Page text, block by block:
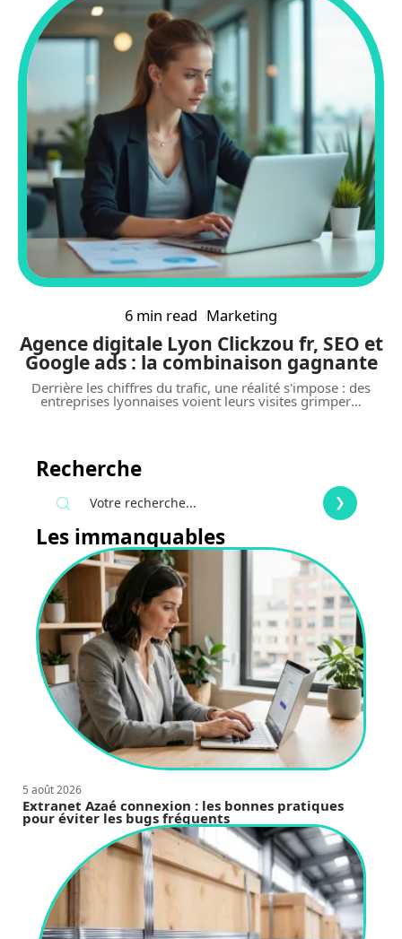
6 min read Marketing
Agence digitale Lyon Clickzou fr, SEO et
Google ads : la combinaison gagnante
Derrière les chiffres du trafic, une réalité s'impose : des
entreprises lyonnaises voient leurs visites grimper…
Recherche
Les immanquables
5 août 2026
Extranet Azaé connexion : les bonnes pratiques
pour éviter les bugs fréquents